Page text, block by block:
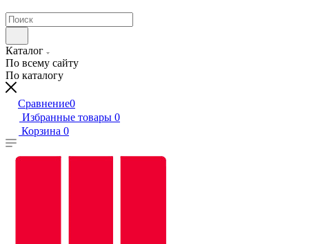
Каталог
По всему сайту
По каталогу
Сравнение0
Избранные товары 0
Корзина 0